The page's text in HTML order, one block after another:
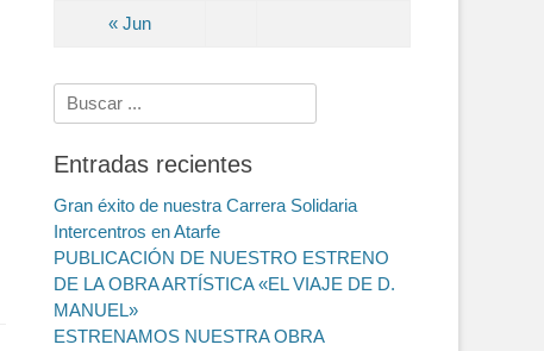
« Jun
Search
for:
Entradas recientes
Gran éxito de nuestra Carrera Solidaria
Intercentros en Atarfe
PUBLICACIÓN DE NUESTRO ESTRENO
DE LA OBRA ARTÍSTICA «EL VIAJE DE D.
MANUEL»
ESTRENAMOS NUESTRA OBRA